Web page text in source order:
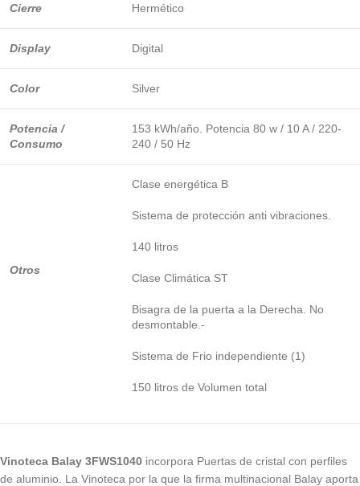
Cierre Hermético
Display Digital
Color Silver
Potencia /
Consumo
153 kWh/año. Potencia 80 w / 10 A / 220-
240 / 50 Hz
Otros
Clase energética B
Sistema de protección anti vibraciones.
140 litros
Clase Climática ST
Bisagra de la puerta a la Derecha. No
desmontable.-
Sistema de Frio independiente (1)
150 litros de Volumen total
Vinoteca Balay 3FWS1040 incorpora Puertas de cristal con perfiles
de aluminio. La Vinoteca por la que la firma multinacional Balay aporta